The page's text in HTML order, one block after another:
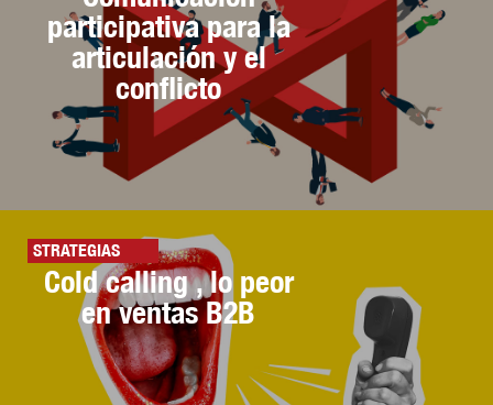
participativa para la
articulación y el
conflicto
STRATEGIAS
Cold calling , lo peor
en ventas B2B